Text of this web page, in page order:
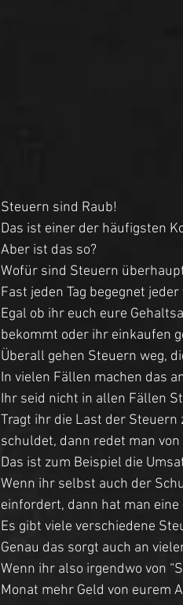
Steuern sind Raub!
Das ist einer der häufigsten
Aber ist das so?
Wofür sind Steuern
Fast jeden Tag begegnet
Egal ob ihr euch eure
bekommt oder ihr einkaufen
Überall gehen Steuern weg,
In vielen Fällen machen das
Ihr seid nicht in allen Fällen
Tragt ihr die Last der Steuern
schuldet, dann redet man
Das ist zum Beispiel die
Wenn ihr selbst auch der
einfordert, dann hat man
Es gibt viele verschiedene
Genau das sorgt auch an
Wenn ihr also irgendwo von
Monat mehr Geld von eurem